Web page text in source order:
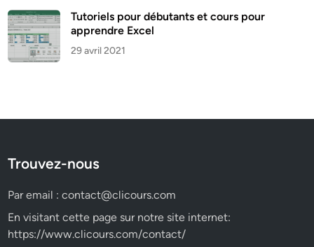
Tutoriels pour débutants et cours pour
apprendre Excel
29 avril 2021
Trouvez-nous
Par email :contact@clicours.com
En visitant cette page sur notre site internet:
https://www.clicours.com/contact/